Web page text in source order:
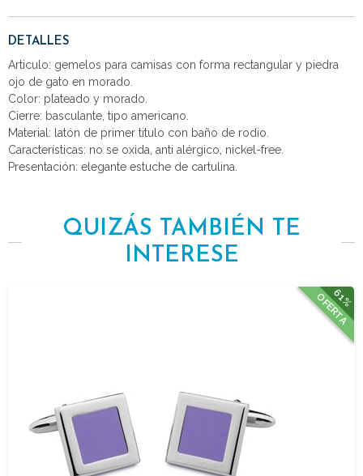
DETALLES
Articulo: gemelos para camisas con forma rectangular y piedra
ojo de gato en morado.
Color: plateado y morado.
Cierre: basculante, tipo americano.
Material: latón de primer titulo con baño de rodio.
Características: no se oxida, anti alérgico, nickel-free.
Presentación: elegante estuche de cartulina.
QUIZÁS TAMBIÉN TE
INTERESE
61%
OFERTA